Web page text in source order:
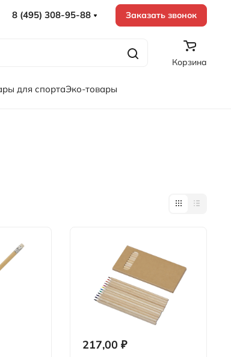
8 (495) 308-95-88 Заказать звонок
Корзина
для спортаЭко-товары
217,00 ₽